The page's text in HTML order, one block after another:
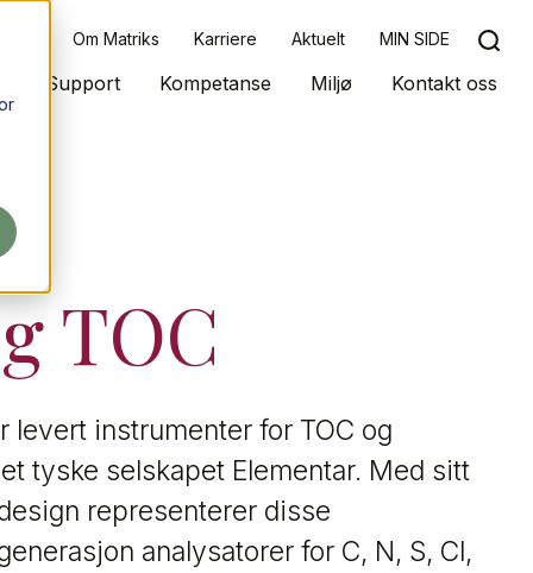
Om Matriks Karriere Aktuelt MIN SIDE
Support Kompetanse Miljø Kontakt oss
TOC
levert instrumenter for TOC og
tyske selskapet Elementar. Med sitt
representerer disse
analysatorer for C, N, S, Cl,